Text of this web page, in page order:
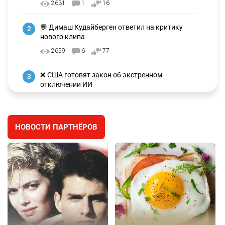
2631 1 16
2
💬 Димаш Кудайберген ответил на критику
нового клипа
2659 6 77
3
❌ США готовят закон об экстренном
отключении ИИ
4
🗣 Мужчина сказал тост на свадьбе и
заработал уголовное дело
2360 11 79
5
🗣Глава государства направил телеграмму
соболезнования родным и близким Халық
қаһарманы Ивана Гапича
2388 2 41
НОВОСТИ ПАРТНЁРОВ